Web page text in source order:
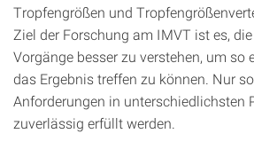
Tropfengrößen und
Ziel der Forschung am IMVT ist es,
Vorgänge besser zu verstehen, um so
das Ergebnis treffen zu können. Nur
Anforderungen in unterschiedlichsten
zuverlässig erfüllt werden.